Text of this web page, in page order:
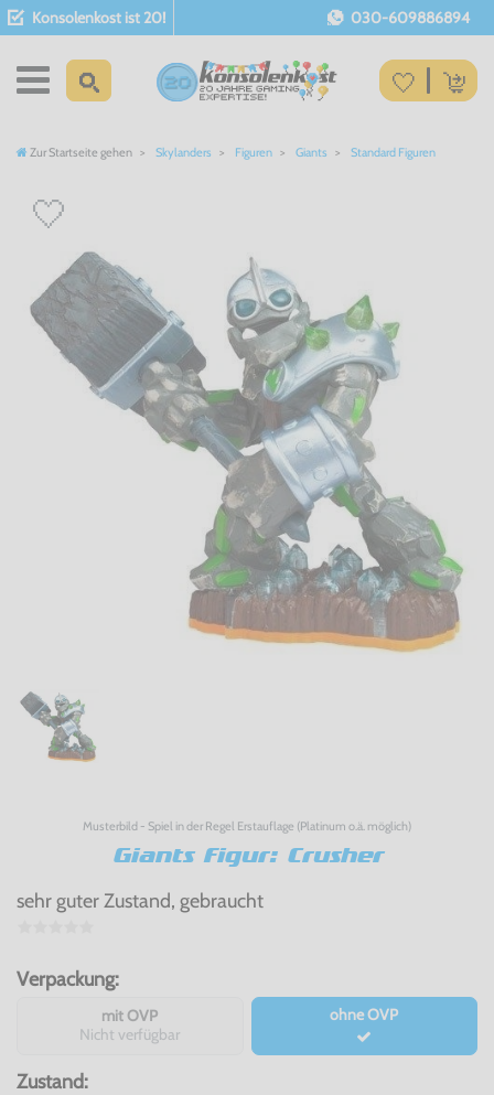
Konsolenkost ist 20! 030-609886894
Zur Startseite gehen Skylanders Figuren Giants Standard Figuren
Musterbild - Spiel in der Regel Erstauflage (Platinum o.ä. möglich)
Giants Figur: Crusher
sehr guter Zustand, gebraucht
Verpackung:
mit OVP
Nicht verfügbar
ohne OVP
Zustand: